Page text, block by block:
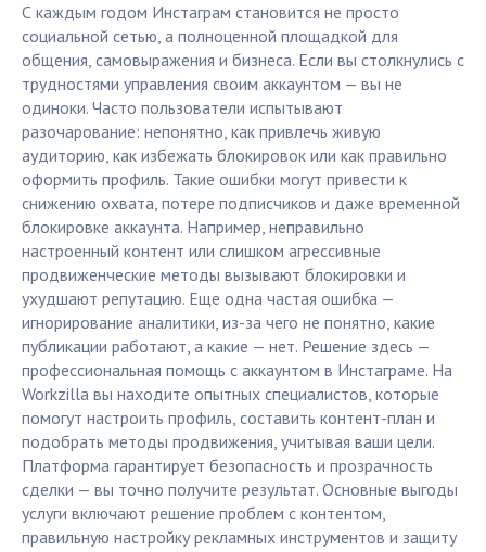
С каждым годом Инстаграм становится не просто
социальной сетью, а полноценной площадкой для
общения, самовыражения и бизнеса. Если вы столкнулись с
трудностями управления своим аккаунтом — вы не
одиноки. Часто пользователи испытывают
разочарование: непонятно, как привлечь живую
аудиторию, как избежать блокировок или как правильно
оформить профиль. Такие ошибки могут привести к
снижению охвата, потере подписчиков и даже временной
блокировке аккаунта. Например, неправильно
настроенный контент или слишком агрессивные
продвиженческие методы вызывают блокировки и
ухудшают репутацию. Еще одна частая ошибка —
игнорирование аналитики, из-за чего не понятно, какие
публикации работают, а какие — нет. Решение здесь —
профессиональная помощь с аккаунтом в Инстаграме. На
Workzilla вы находите опытных специалистов, которые
помогут настроить профиль, составить контент-план и
подобрать методы продвижения, учитывая ваши цели.
Платформа гарантирует безопасность и прозрачность
сделки — вы точно получите результат. Основные выгоды
услуги включают решение проблем с контентом,
правильную настройку рекламных инструментов и защиту